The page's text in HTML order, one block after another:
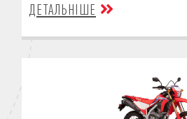
ДЕТАЛЬНІШЕ